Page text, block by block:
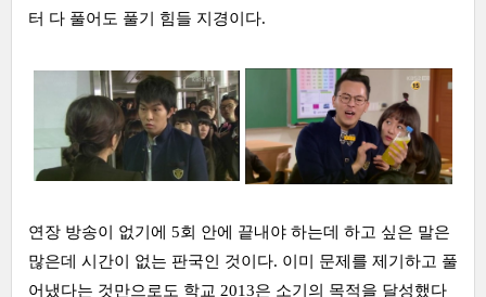
터 다 풀어도 풀기 힘들 지경이다.
연장 방송이 없기에 5회 안에 끝내야 하는데 하고 싶은 말은
많은데 시간이 없는 판국인 것이다. 이미 문제를 제기하고 풀
어냈다는 것만으로도 학교 2013은 소기의 목적을 달성했다